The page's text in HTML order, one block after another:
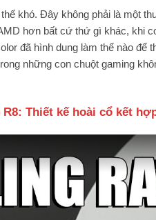
khó. Đây không phải là một
hơn bất cứ thứ gì khác, khi
đã hình dung làm thế nào để
những con chuột gaming
Thiết kế hoài cổ kết